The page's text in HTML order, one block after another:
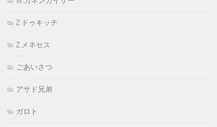
Z.ドゥキッチ
Z.メネセス
ごあいさつ
アサド兄弟
ガロト